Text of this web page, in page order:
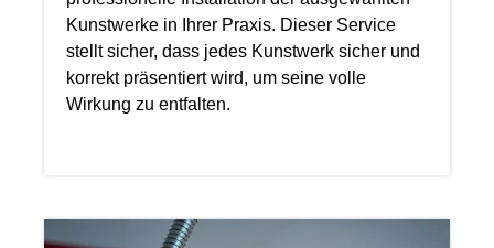
Kunstwerke in Ihrer Praxis. Dieser Service
stellt sicher, dass jedes Kunstwerk sicher und
korrekt präsentiert wird, um seine volle
Wirkung zu entfalten.